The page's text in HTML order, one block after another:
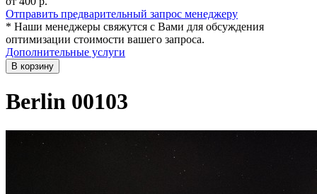
Отправить предварительный запрос менеджеру
* Наши менеджеры свяжутся с Вами для обсуждения
оптимизации стоимости вашего запроса.
Дополнительные услуги
В корзину
Berlin 00103